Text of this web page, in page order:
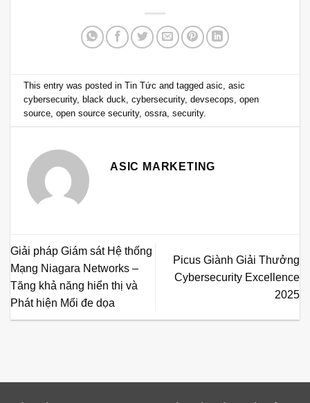
This entry was posted inTin Tức and taggedasic,asic
cybersecurity, black duck,cybersecurity,devsecops,open
source,open source security,ossra,security.
ASIC MARKETING
Giải pháp Giám sát Hệ thống
Mạng Niagara Networks –
Tăng khả năng hiển thị và
Phát hiện Mối đe dọa
Picus Giành Giải Thưởng
Cybersecurity Excellence
2025